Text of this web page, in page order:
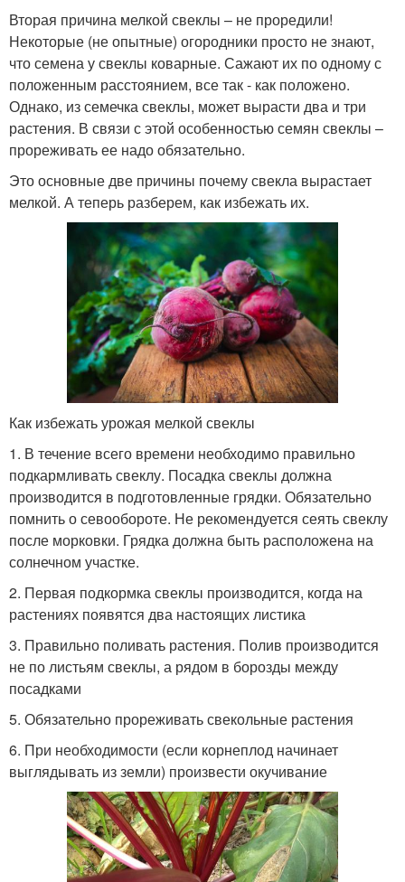
Вторая причина мелкой свеклы – не проредили!
Некоторые (не опытные) огородники просто не знают,
что семена у свеклы коварные. Сажают их по одному с
положенным расстоянием, все так - как положено.
Однако, из семечка свеклы, может вырасти два и три
растения. В связи с этой особенностью семян свеклы –
прореживать ее надо обязательно.
Это основные две причины почему свекла вырастает
мелкой. А теперь разберем, как избежать их.
Как избежать урожая мелкой свеклы
1. В течение всего времени необходимо правильно
подкармливать свеклу. Посадка свеклы должна
производится в подготовленные грядки. Обязательно
помнить о севообороте. Не рекомендуется сеять свеклу
после морковки. Грядка должна быть расположена на
солнечном участке.
2. Первая подкормка свеклы производится, когда на
растениях появятся два настоящих листика
3. Правильно поливать растения. Полив производится
не по листьям свеклы, а рядом в борозды между
посадками
5. Обязательно прореживать свекольные растения
6. При необходимости (если корнеплод начинает
выглядывать из земли) произвести окучивание